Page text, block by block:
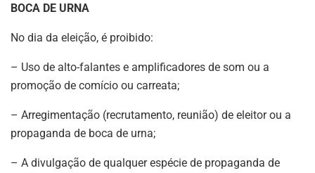
BOCA DE URNA
No dia da eleição, é proibido:
– Uso de alto-falantes e amplificadores de som ou a
promoção de comício ou carreata;
– Arregimentação (recrutamento, reunião) de eleitor ou a
propaganda de boca de urna;
– A divulgação de qualquer espécie de propaganda de